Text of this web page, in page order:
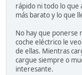
rápido ni todo lo que
más barato y lo que
No hay que ponerse
coche eléctrico le
de ellas. Mientras
cargue siempre o
interesante.